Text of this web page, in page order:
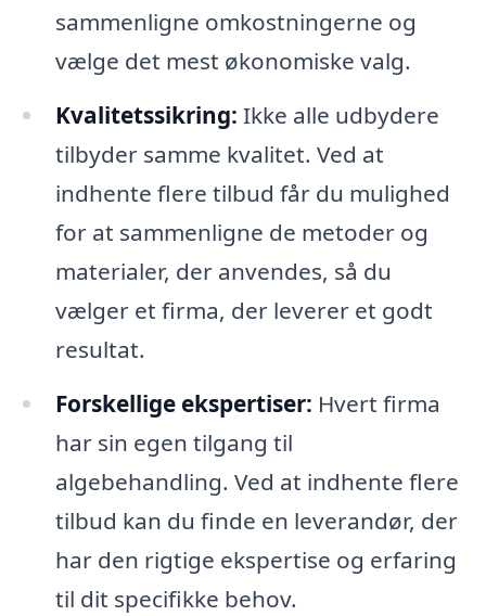
sammenligne omkostningerne og
vælge det mest økonomiske valg.
Kvalitetssikring: Ikke alle udbydere
tilbyder samme kvalitet. Ved at
indhente flere tilbud får du mulighed
for at sammenligne de metoder og
materialer, der anvendes, så du
vælger et firma, der leverer et godt
resultat.
Forskellige ekspertiser: Hvert firma
har sin egen tilgang til
algebehandling. Ved at indhente flere
tilbud kan du finde en leverandør, der
har den rigtige ekspertise og erfaring
til dit specifikke behov.